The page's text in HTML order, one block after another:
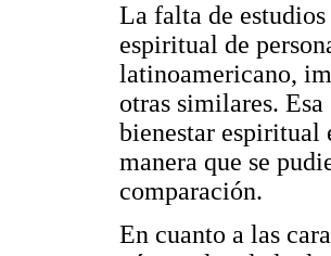
La falta de
espiritual de
latinoamericano,
otras similares.
bienestar espiritual
manera que se
comparación.
En cuanto a las